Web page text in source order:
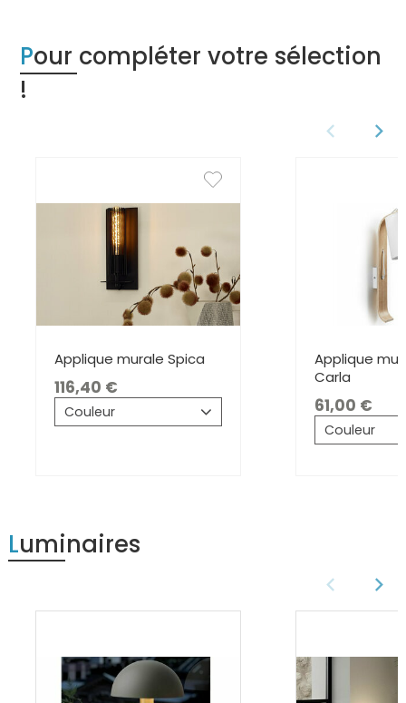
Pour compléter votre sélection
!
Applique murale Spica
116,40
Couleur
Applique
Carla
61,00
Couleur
Luminaires